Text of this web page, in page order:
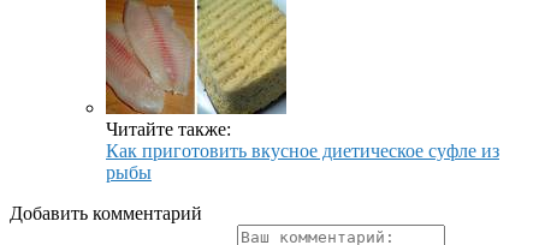
Читайте также:
Как приготовить вкусное диетическое суфле из
рыбы
Добавить комментарий